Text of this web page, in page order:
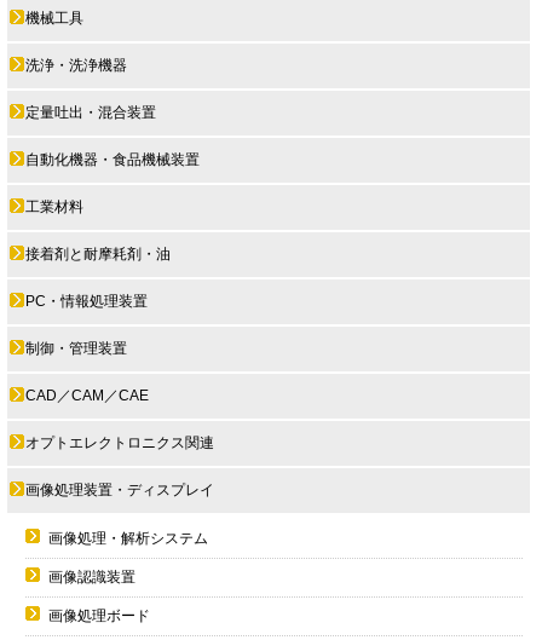
機械工具
洗浄・洗浄機器
定量吐出・混合装置
自動化機器・食品機械装置
工業材料
接着剤と耐摩耗剤・油
PC・情報処理装置
制御・管理装置
CAD／CAM／CAE
オプトエレクトロニクス関連
画像処理装置・ディスプレイ
画像処理・解析システム
画像認識装置
画像処理ボード